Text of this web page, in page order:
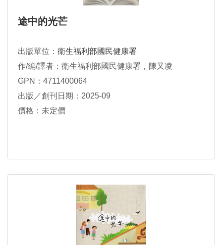
途中的光芒
出版單位： 衛生福利部國民健康署
作/編/譯者：衛生福利部國民健康署，陳又凌
GPN：4711400064
出版／創刊日期：2025-09
價格：未定價